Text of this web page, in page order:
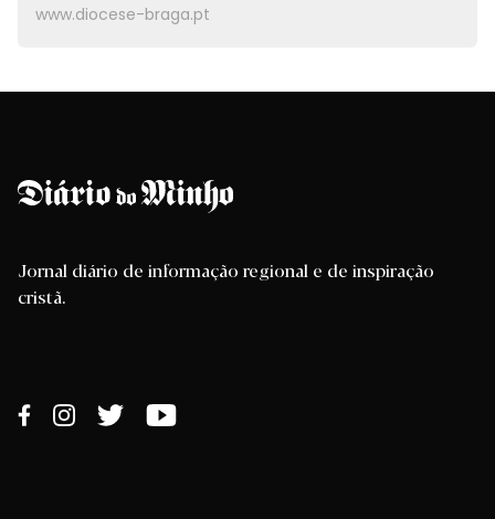
www.diocese-braga.pt
Jornal diário de informação regional e de inspiração
cristã.